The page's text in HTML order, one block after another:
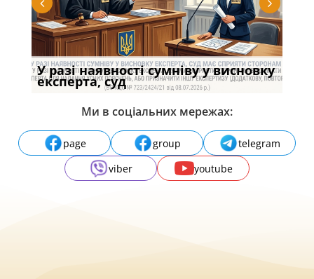
У разі наявності сумніву у висновку
експерта, суд
Ми в соціальних мережах:
page group
telegram
viber
youtube